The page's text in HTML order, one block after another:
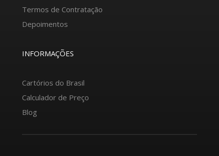
Termos de Contratação
Depoimentos
INFORMAÇÕES
Cartórios do Brasil
Calculador de Preço
Blog